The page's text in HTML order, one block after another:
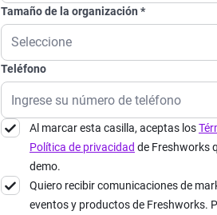
Tamaño de la organización
Teléfono
Al marcar esta casilla, aceptas los
Política de privacidad de Freshworks
demo.
Quiero recibir comunicaciones de
eventos y productos de Freshworks.